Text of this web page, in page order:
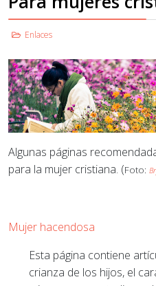
Enlaces
Algunas páginas
para la mujer cristiana. (Foto:
Mujer hacendosa
Esta página contiene
crianza de los hijos, el